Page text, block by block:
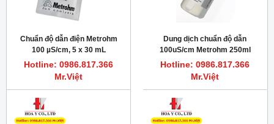
Chuẩn độ dẫn điện Metrohm
100 µS/cm, 5 x 30 mL
Hotline: 0986.817.366
Mr.Việt
Dung dịch chuẩn độ dẫn
100uS/cm Metrohm 250ml
Hotline: 0986.817.366
Mr.Việt